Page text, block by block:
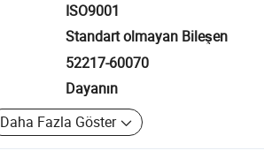
ISO9001
Standart olmayan Bileşen
52217-60070
Dayanın
Daha Fazla Göster